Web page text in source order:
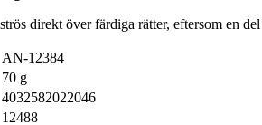
direkt över färdiga rätter, eftersom en
AN-12384
70 g
4032582022046
12488